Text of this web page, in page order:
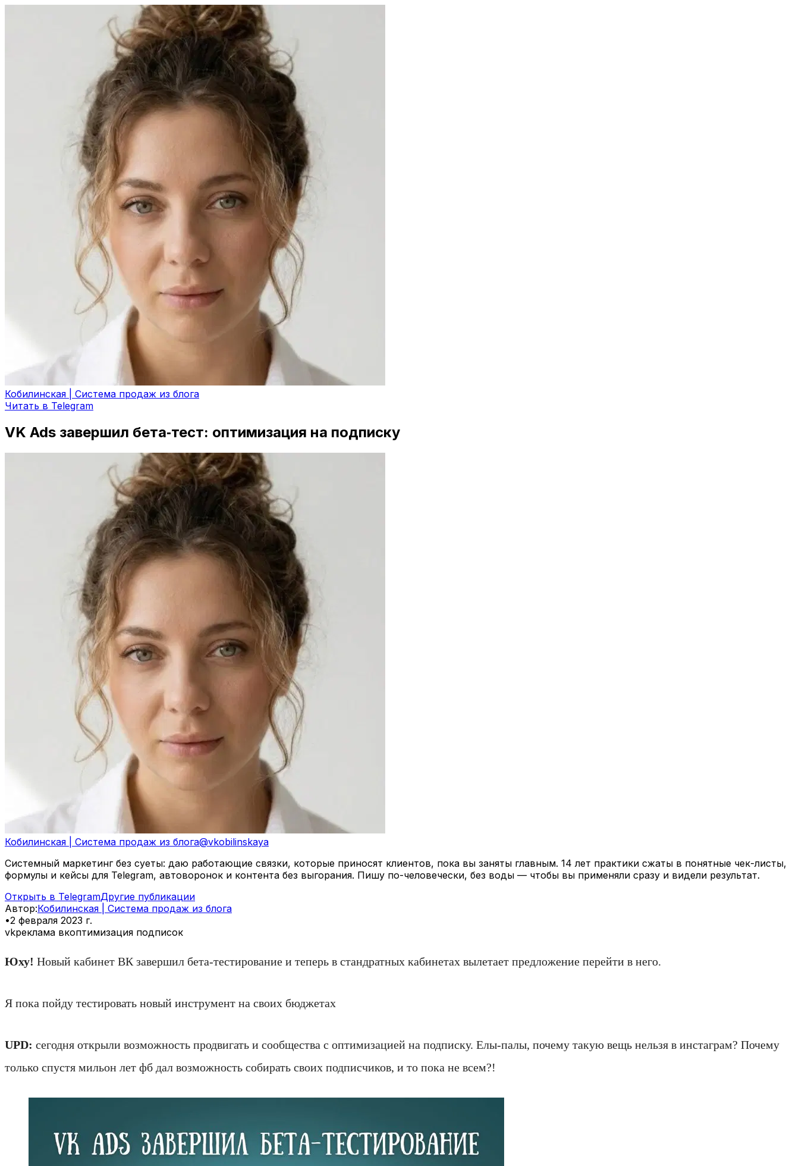
Кобилинская | Система продаж из блога
Читать в Telegram
VK Ads завершил бета‑тест: оптимизация на подписку
Кобилинская | Система продаж из блога@vkobilinskaya
Системный маркетинг без суеты: даю работающие связки, которые приносят клиентов, пока вы заняты главным. 14 лет практики сжаты в понятные чек-листы,
формулы и кейсы для Telegram, автоворонок и контента без выгорания. Пишу по-человечески, без воды — чтобы вы применяли сразу и видели результат.
Открыть в TelegramДругие публикации
Автор:Кобилинская | Система продаж из блога
•2 февраля 2023 г.
vkреклама вкоптимизация подписок
Юху! Новый кабинет ВК завершил бета-тестирование и теперь в стандратных кабинетах вылетает предложение перейти в него.
Я пока пойду тестировать новый инструмент на своих бюджетах
UPD: сегодня открыли возможность продвигать и сообщества с оптимизацией на подписку. Елы-палы, почему такую вещь нельзя в инстаграм? Почему
только спустя мильон лет фб дал возможность собирать своих подписчиков, и то пока не всем?!